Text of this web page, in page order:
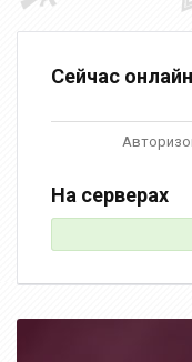
Сейчас онлайн
На серверах